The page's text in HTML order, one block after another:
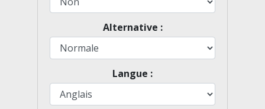
Alternative :
Langue :